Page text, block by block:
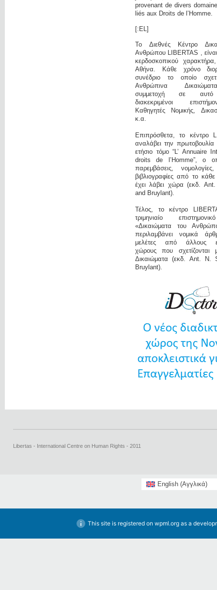
provenant de divers
liés aux Droits de l’Homme.
[:EL]
Το Διεθνές Κέντρο
Ανθρώπου LIBERTAS , είναι
κερδοσκοπικού
Αθήνα. Κάθε χρόνο
συνέδριο το οποίο
Ανθρώπινα
συμμετοχή σε αυτό
διακεκριμένοι
Καθηγητές Νομικής,
κ.α.
Επιπρόσθετα, το κέντρο
αναλάβει την πρωτοβουλία
ετήσιο τόμο “L’ Annuaire
droits de l’Homme”, ο
παρεμβάσεις,
βιβλιογραφίες από το
έχει λάβει χώρα (εκδ.
and Bruylant).
Τέλος, το κέντρο
τριμηνιαίο
«Δικαιώματα του
περιλαμβάνει νομικά
μελέτες από άλλους
χώρους που σχετίζονται
Δικαιώματα (εκδ. Ant. N.
Bruylant).
Libertas - International Centre on Human Rights - 2011
English(Αγγλικά)
This site is registered on wpml.orgas a